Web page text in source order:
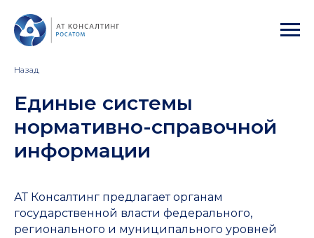
Назад
Единые системы
нормативно-справочной
информации
АТ Консалтинг предлагает органам
государственной власти федерального,
регионального и муниципального уровней